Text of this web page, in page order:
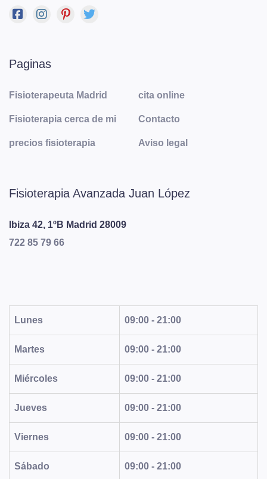
Paginas
Fisioterapeuta Madrid
Fisioterapia cerca de mi
precios fisioterapia
cita online
Contacto
Aviso legal
Fisioterapia Avanzada Juan López
Ibiza 42, 1ºB Madrid 28009
722 85 79 66
Lunes 09:00 - 21:00
Martes 09:00 - 21:00
Miércoles 09:00 - 21:00
Jueves 09:00 - 21:00
Viernes 09:00 - 21:00
Sábado 09:00 - 21:00